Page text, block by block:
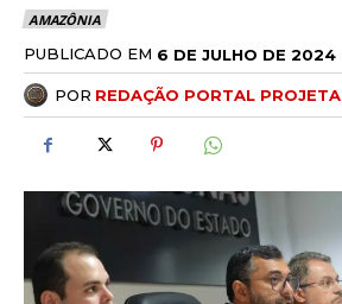
AMAZÔNIA
PUBLICADO EM 6 DE JULHO DE 2024
POR REDAÇÃO PORTAL PROJETA